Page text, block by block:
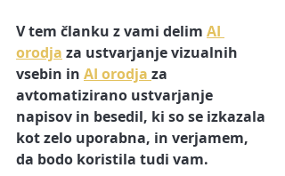
V tem članku z vami delim AI
orodja za ustvarjanje vizualnih
vsebin in AI orodja za
avtomatizirano ustvarjanje
napisov in besedil, ki so se izkazala
kot zelo uporabna, in verjamem,
da bodo koristila tudi vam.